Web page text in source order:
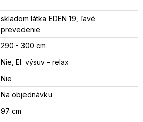
skladom látka EDEN 19, ľavé
prevedenie
290 - 300 cm
Nie, El. výsuv - relax
Nie
Na objednávku
97 cm